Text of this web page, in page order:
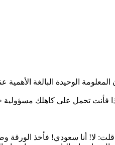
لا! أنا سعودي! فأخذ الورقة